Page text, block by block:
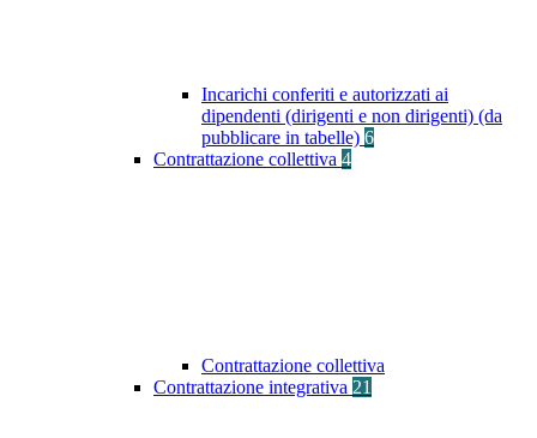
Incarichi conferiti e autorizzati ai
dipendenti (dirigenti e non dirigenti) (da
pubblicare in tabelle) 6
Contrattazione collettiva 4
Contrattazione collettiva
Contrattazione integrativa 21